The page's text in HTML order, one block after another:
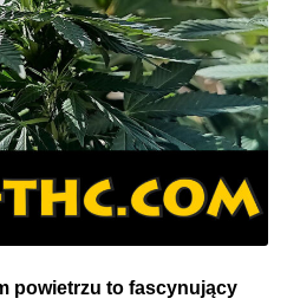
powietrzu to fascynujący